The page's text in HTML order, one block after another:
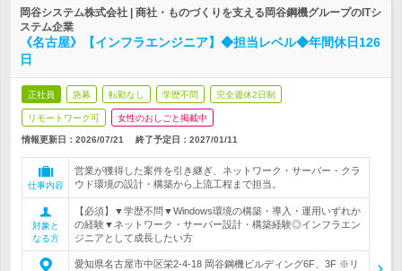
岡谷システム株式会社 | 商社・ものづくりを支える岡谷鋼機グループのITシ
ステム企業
《名古屋》【インフラエンジニア】◆担当レベル◆年間休日126
日
正社員 急募 転勤なし 学歴不問 完全週休2日制
リモートワーク可 女性のおしごと掲載中
情報更新日：2026/07/21 終了予定日： 2027/01/11
仕事内容
営業が獲得した案件を引き継ぎ、ネットワーク・サーバー・クラ
ウド環境の設計・構築から上流工程まで担当。
対象と
なる方
【必須】▼学歴不問▼Windows環境の構築・導入・運用いずれか
の経験▼ネットワーク・サーバー設計・構築経験◎インフラエン
ジニアとして成長したい方
愛知県名古屋市中区栄2-4-18 岡谷鋼機ビルディング6F、3F ※リ